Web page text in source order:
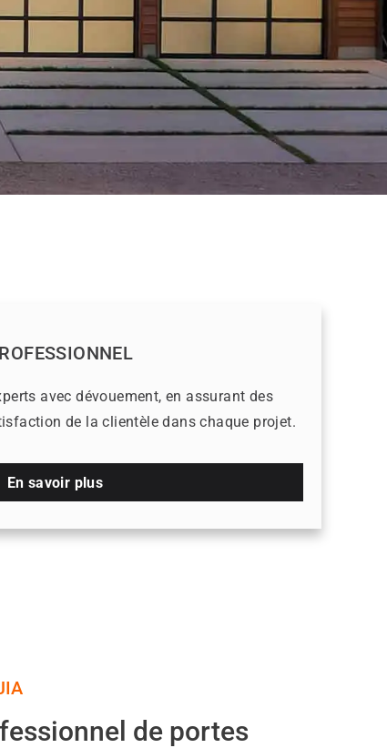
avec dévouement, en assurant des
de la clientèle dans chaque projet.
En savoir plus
de portes